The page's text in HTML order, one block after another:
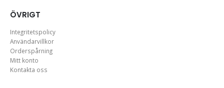
ÖVRIGT
Integritetspolicy
Användarvillkor
Orderspårning
Mitt konto
Kontakta oss